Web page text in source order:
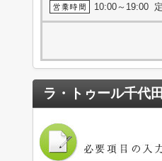
10:00～19:00
ラ・トゥール千代